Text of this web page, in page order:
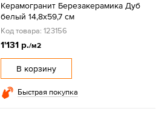
Керамогранит Березакерамика Дуб
белый 14,8х59,7 см
Код товара: 123156
1'131 р./м2
В корзину
Быстрая покупка